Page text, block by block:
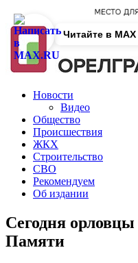
Новости
Видео
Общество
Происшествия
ЖКХ
Строительство
СВО
Рекомендуем
Об издании
Сегодня
Памяти
Читайте в MAX